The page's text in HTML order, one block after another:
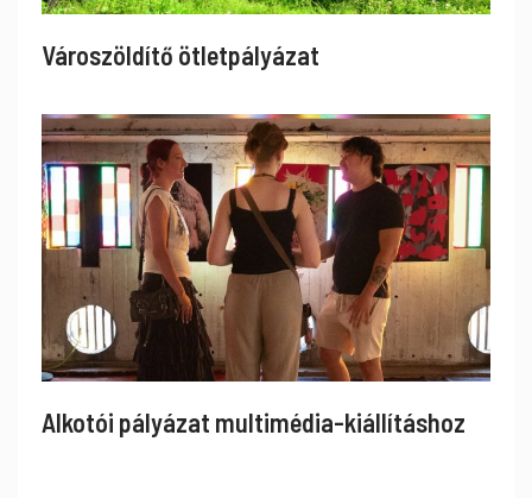
Városzöldítő ötletpályázat
Alkotói pályázat multimédia-kiállításhoz